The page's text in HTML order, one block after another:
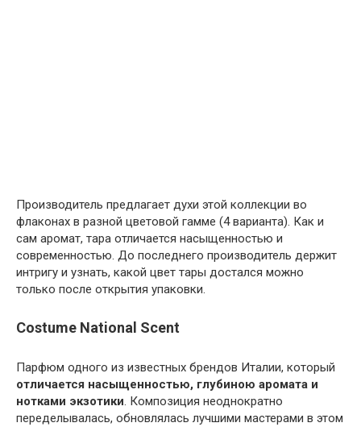
Производитель предлагает духи этой коллекции во
флаконах в разной цветовой гамме (4 варианта). Как и
сам аромат, тара отличается насыщенностью и
современностью. До последнего производитель держит
интригу и узнать, какой цвет тары достался можно
только после открытия упаковки.
Costume National Scent
Парфюм одного из известных брендов Италии, который
отличается насыщенностью, глубиною аромата и
нотками экзотики. Композиция неоднократно
переделывалась, обновлялась лучшими мастерами в этом